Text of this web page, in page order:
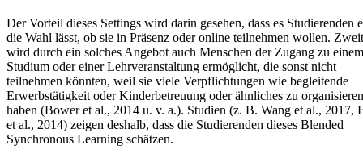
Der Vorteil dieses Settings wird darin gesehen, dass es Studierenden
die Wahl lässt, ob sie in Präsenz oder online teilnehmen wollen.
wird durch ein solches Angebot auch Menschen der Zugang zu einem
Studium oder einer Lehrveranstaltung ermöglicht, die sonst nicht
teilnehmen könnten, weil sie viele Verpflichtungen wie begleitende
Erwerbstätigkeit oder Kinderbetreuung oder ähnliches zu organisieren
haben (Bower et al., 2014 u. v. a.). Studien (z. B. Wang et al., 2017,
et al., 2014) zeigen deshalb, dass die Studierenden dieses Blended
Synchronous Learning schätzen.